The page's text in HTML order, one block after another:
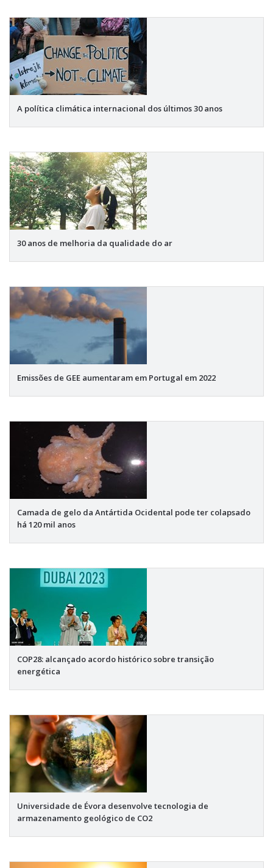
A política climática internacional dos últimos 30 anos
30 anos de melhoria da qualidade do ar
Emissões de GEE aumentaram em Portugal em 2022
Camada de gelo da Antártida Ocidental pode ter colapsado
há 120 mil anos
COP28: alcançado acordo histórico sobre transição
energética
Universidade de Évora desenvolve tecnologia de
armazenamento geológico de CO2